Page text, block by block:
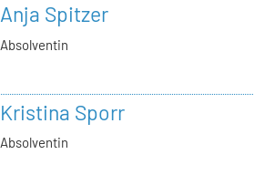
Anja Spitzer
Absolventin
Kristina Sporr
Absolventin